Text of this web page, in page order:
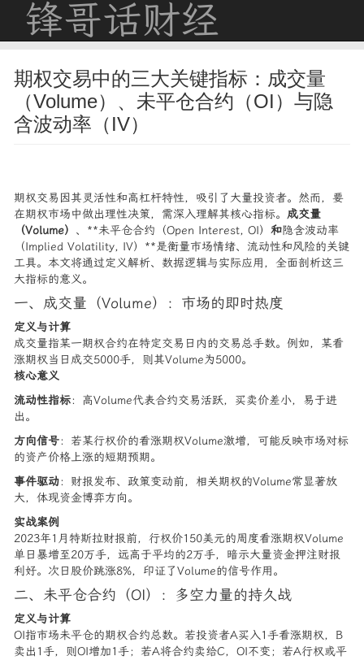
锋哥话财经
期权交易中的三大关键指标：成交量
（Volume）、未平仓合约（OI）与隐
含波动率（IV）
期权交易因其灵活性和高杠杆特性，吸引了大量投资者。然而，要
在期权市场中做出理性决策，需深入理解其核心指标。 成交量
（Volume） 、**未平仓合约（Open Interest, OI） 和隐含波动率
（Implied Volatility, IV）**是衡量市场情绪、流动性和风险的关键
工具。本文将通过定义解析、数据逻辑与实际应用，全面剖析这三
大指标的意义。
一、成交量（Volume）：市场的即时热度
定义与计算
成交量指某一期权合约在特定交易日内的交易总手数。例如，某看
涨期权当日成交5000手，则其Volume为5000。
核心意义
流动性指标：高Volume代表合约交易活跃，买卖价差小，易于进
出。
方向信号：若某行权价的看涨期权Volume激增，可能反映市场对标
的资产价格上涨的短期预期。
事件驱动：财报发布、政策变动前，相关期权的Volume常显著放
大，体现资金博弈方向。
实战案例
2023年1月特斯拉财报前，行权价150美元的周度看涨期权Volume
单日暴增至20万手，远高于平均的2万手，暗示大量资金押注财报
利好。次日股价跳涨8%，印证了Volume的信号作用。
二、未平仓合约（OI）：多空力量的持久战
定义与计算
OI指市场未平仓的期权合约总数。若投资者A买入1手看涨期权，B
卖出1手，则OI增加1手；若A将合约卖给C，OI不变；若A行权或平